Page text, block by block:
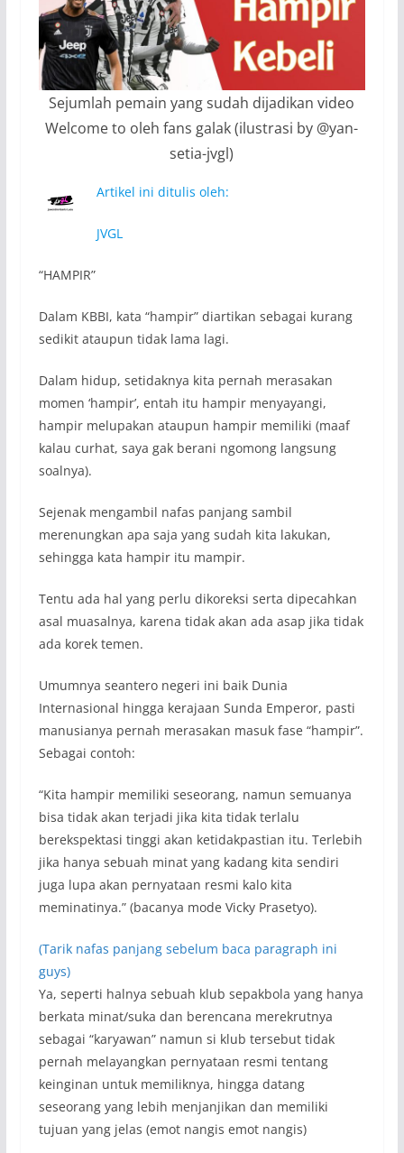
Sejumlah pemain yang sudah dijadikan video
Welcome to oleh fans galak (ilustrasi by @yan-
setia-jvgl)
Artikel ini ditulis oleh:
JVGL
“HAMPIR”
Dalam KBBI, kata “hampir” diartikan sebagai kurang
sedikit ataupun tidak lama lagi.
Dalam hidup, setidaknya kita pernah merasakan
momen ‘hampir’, entah itu hampir menyayangi,
hampir melupakan ataupun hampir memiliki (maaf
kalau curhat, saya gak berani ngomong langsung
soalnya).
Sejenak mengambil nafas panjang sambil
merenungkan apa saja yang sudah kita lakukan,
sehingga kata hampir itu mampir.
Tentu ada hal yang perlu dikoreksi serta dipecahkan
asal muasalnya, karena tidak akan ada asap jika tidak
ada korek temen.
Umumnya seantero negeri ini baik Dunia
Internasional hingga kerajaan Sunda Emperor, pasti
manusianya pernah merasakan masuk fase “hampir”.
Sebagai contoh:
“Kita hampir memiliki seseorang, namun semuanya
bisa tidak akan terjadi jika kita tidak terlalu
berekspektasi tinggi akan ketidakpastian itu. Terlebih
jika hanya sebuah minat yang kadang kita sendiri
juga lupa akan pernyataan resmi kalo kita
meminatinya.” (bacanya mode Vicky Prasetyo).
(Tarik nafas panjang sebelum baca paragraph ini
guys)
Ya, seperti halnya sebuah klub sepakbola yang hanya
berkata minat/suka dan berencana merekrutnya
sebagai “karyawan” namun si klub tersebut tidak
pernah melayangkan pernyataan resmi tentang
keinginan untuk memiliknya, hingga datang
seseorang yang lebih menjanjikan dan memiliki
tujuan yang jelas (emot nangis emot nangis)